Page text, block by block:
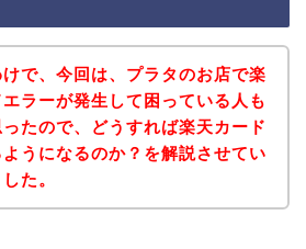
けで、今回は、プラタのお店で楽
ラーが発生して困っている人も
たので、どうすれば楽天カード
うになるのか？を解説させてい
た。